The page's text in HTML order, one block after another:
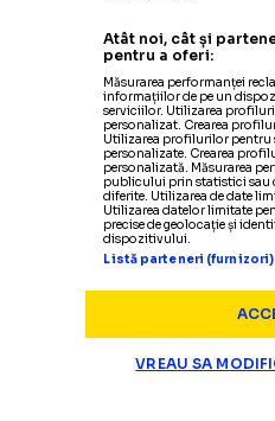
Atât noi, cât și
pentru a oferi:
Măsurarea performanței
informațiilor de pe un
serviciilor. Utilizarea
personalizat. Crearea
Utilizarea profilurilor pentru
personalizate. Crearea
personalizată. Măsurarea
publicului prin statistici sau
diferite. Utilizarea de date
Utilizarea datelor limitate
precise de geolocație și
dispozitivului.
Listă parteneri (furnizori)
VREAU SA